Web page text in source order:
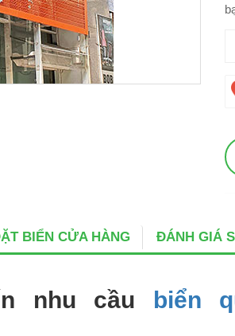
BIỂN CỬA HÀNG ĐÁNH GIÁ
nhu cầu biển